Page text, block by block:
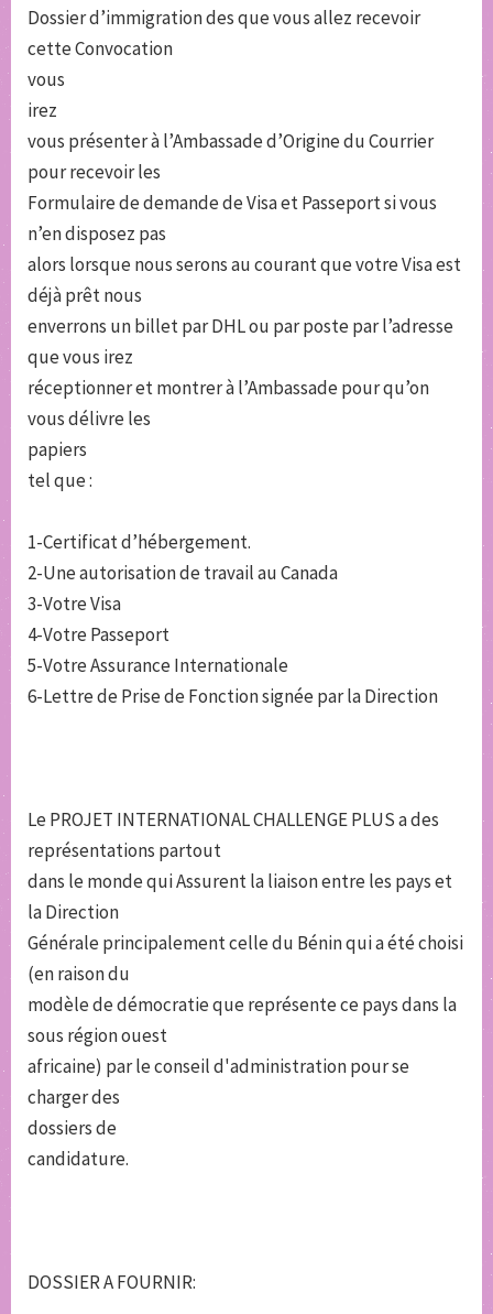
Dossier d’immigration des que vous allez recevoir
cette Convocation
vous
irez
vous présenter à l’Ambassade d’Origine du Courrier
pour recevoir les
Formulaire de demande de Visa et Passeport si vous
n’en disposez pas
alors lorsque nous serons au courant que votre Visa est
déjà prêt nous
enverrons un billet par DHL ou par poste par l’adresse
que vous irez
réceptionner et montrer à l’Ambassade pour qu’on
vous délivre les
papiers
tel que :
1-Certificat d’hébergement.
2-Une autorisation de travail au Canada
3-Votre Visa
4-Votre Passeport
5-Votre Assurance Internationale
6-Lettre de Prise de Fonction signée par la Direction
Le PROJET INTERNATIONAL CHALLENGE PLUS a des
représentations partout
dans le monde qui Assurent la liaison entre les pays et
la Direction
Générale principalement celle du Bénin qui a été choisi
(en raison du
modèle de démocratie que représente ce pays dans la
sous région ouest
africaine) par le conseil d'administration pour se
charger des
dossiers de
candidature.
DOSSIER A FOURNIR: